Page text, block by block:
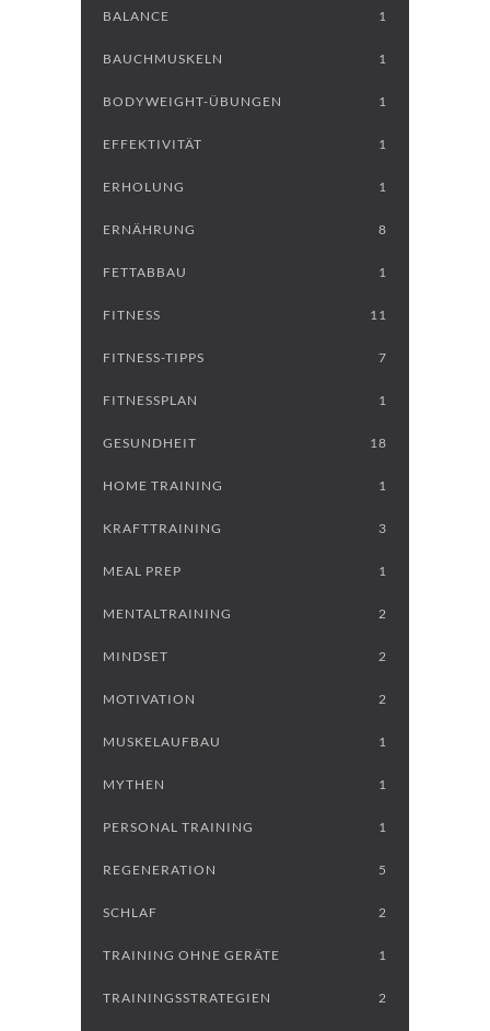
BALANCE 1
BAUCHMUSKELN 1
BODYWEIGHT-ÜBUNGEN 1
EFFEKTIVITÄT 1
ERHOLUNG 1
ERNÄHRUNG 8
FETTABBAU 1
FITNESS 11
FITNESS-TIPPS 7
FITNESSPLAN 1
GESUNDHEIT 18
HOME TRAINING 1
KRAFTTRAINING 3
MEAL PREP 1
MENTALTRAINING 2
MINDSET 2
MOTIVATION 2
MUSKELAUFBAU 1
MYTHEN 1
PERSONAL TRAINING 1
REGENERATION 5
SCHLAF 2
TRAINING OHNE GERÄTE 1
TRAININGSSTRATEGIEN 2